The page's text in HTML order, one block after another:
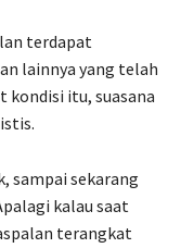
terdapat
lainnya yang telah
kondisi itu, suasana
sampai sekarang
kalau saat
terangkat